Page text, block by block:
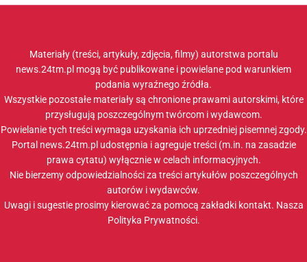
Materiały (treści, artykuły, zdjęcia, filmy) autorstwa portalu
news.24tm.pl mogą być publikowane i powielane pod warunkiem
podania wyraźnego źródła.
Wszystkie pozostałe materiały są chronione prawami autorskimi, które
przysługują poszczególnym twórcom i wydawcom.
Powielanie tych treści wymaga uzyskania ich uprzedniej pisemnej zgody.
Portal news.24tm.pl udostępnia i agreguje treści (m.in. na zasadzie
prawa cytatu) wyłącznie w celach informacyjnych.
Nie bierzemy odpowiedzialności za treści artykułów poszczególnych
autorów i wydawców.
Uwagi i sugestie prosimy kierować za pomocą zakładki kontakt. Nasza
Polityka Prywatności.